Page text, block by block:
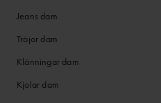
Jeans dam
Tröjor dam
Klänningar dam
Kjolar dam